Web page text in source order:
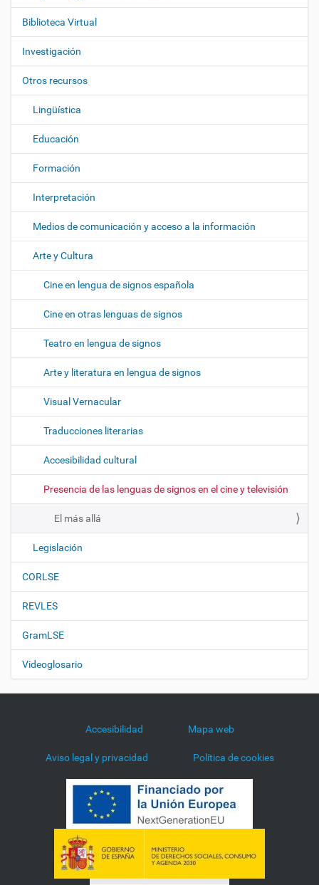
g
a
c
i
ó
n
Biblioteca Virtual
Investigación
Otros recursos
Lingüística
Educación
Formación
Interpretación
Medios de comunicación y acceso a la información
Arte y Cultura
Cine en lengua de signos española
Cine en otras lenguas de signos
Teatro en lengua de signos
Arte y literatura en lengua de signos
Visual Vernacular
Traducciones literarias
Accesibilidad cultural
Presencia de las lenguas de signos en el cine y televisión
El más allá
Legislación
CORLSE
REVLES
GramLSE
Videoglosario
Accesibilidad Mapa web
Aviso legal y privacidad Política de cookies